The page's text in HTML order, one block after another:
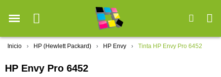
Inicio HP (Hewlett Packard) HP Envy Tinta HP Envy Pro 6452
HP Envy Pro 6452